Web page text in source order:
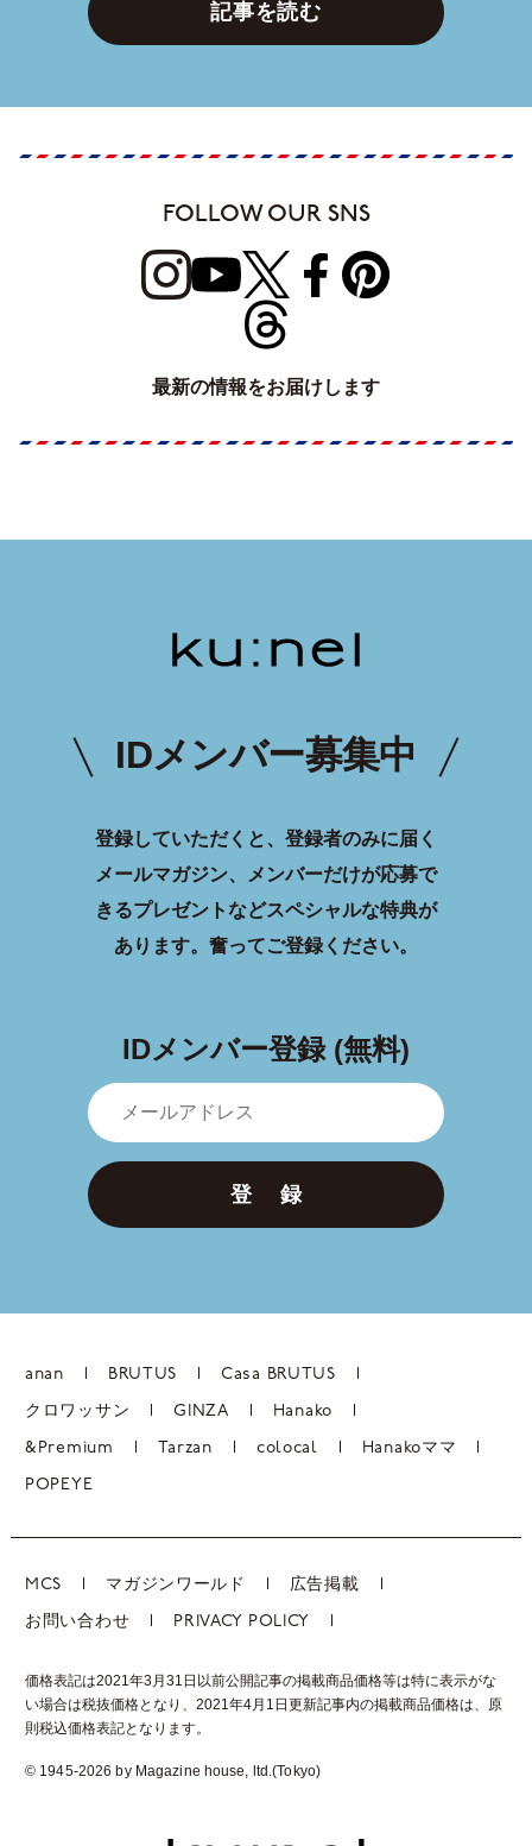
記事を読む
FOLLOW OUR SNS
最新の情報をお届けします
IDメンバー募集中
登録していただくと、登録者のみに届く
メールマガジン、メンバーだけが応募で
きるプレゼントなどスペシャルな特典が
あります。 奮ってご登録ください。
IDメンバー登録 (無料)
登 録
anan BRUTUS Casa BRUTUS
クロワッサン GINZA Hanako
&Premium Tarzan colocal Hanakoママ
POPEYE
MCS マガジンワールド 広告掲載
お問い合わせ PRIVACY POLICY
価格表記は2021年3月31日以前公開記事の掲載商品価格等は特に表示がな
い場合は税抜価格となり、2021年4月1日更新記事内の掲載商品価格は、 原
則税込価格表記となります。
© 1945-2026 by Magazine house, ltd.(Tokyo)